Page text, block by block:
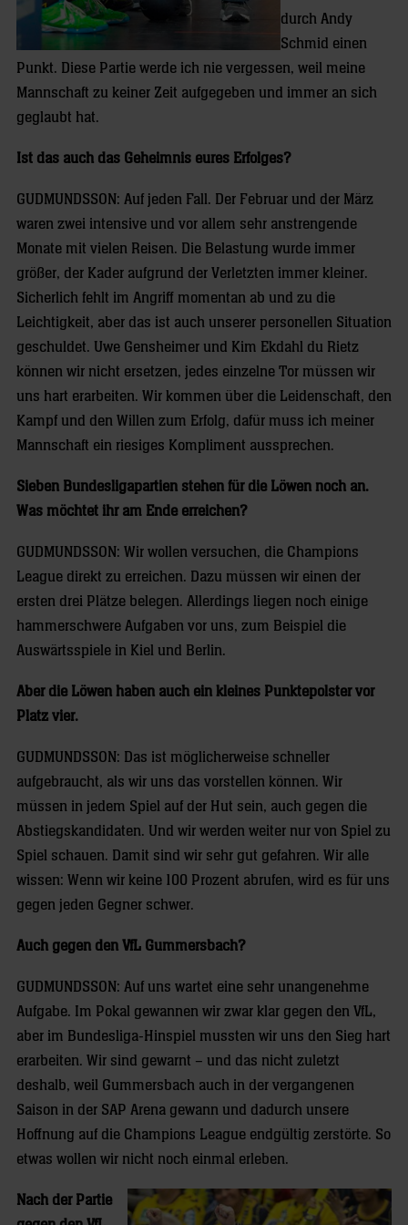
durch Andy
Schmid einen
Punkt. Diese Partie werde ich nie vergessen, weil meine
Mannschaft zu keiner Zeit aufgegeben und immer an sich
geglaubt hat.
Ist das auch das Geheimnis eures Erfolges?
GUDMUNDSSON: Auf jeden Fall. Der Februar und der März
waren zwei intensive und vor allem sehr anstrengende
Monate mit vielen Reisen. Die Belastung wurde immer
größer, der Kader aufgrund der Verletzten immer kleiner.
Sicherlich fehlt im Angriff momentan ab und zu die
Leichtigkeit, aber das ist auch unserer personellen Situation
geschuldet. Uwe Gensheimer und Kim Ekdahl du Rietz
können wir nicht ersetzen, jedes einzelne Tor müssen wir
uns hart erarbeiten. Wir kommen über die Leidenschaft, den
Kampf und den Willen zum Erfolg, dafür muss ich meiner
Mannschaft ein riesiges Kompliment aussprechen.
Sieben Bundesligapartien stehen für die Löwen noch an.
Was möchtet ihr am Ende erreichen?
GUDMUNDSSON: Wir wollen versuchen, die Champions
League direkt zu erreichen. Dazu müssen wir einen der
ersten drei Plätze belegen. Allerdings liegen noch einige
hammerschwere Aufgaben vor uns, zum Beispiel die
Auswärtsspiele in Kiel und Berlin.
Aber die Löwen haben auch ein kleines Punktepolster vor
Platz vier.
GUDMUNDSSON: Das ist möglicherweise schneller
aufgebraucht, als wir uns das vorstellen können. Wir
müssen in jedem Spiel auf der Hut sein, auch gegen die
Abstiegskandidaten. Und wir werden weiter nur von Spiel zu
Spiel schauen. Damit sind wir sehr gut gefahren. Wir alle
wissen: Wenn wir keine 100 Prozent abrufen, wird es für uns
gegen jeden Gegner schwer.
Auch gegen den VfL Gummersbach?
GUDMUNDSSON: Auf uns wartet eine sehr unangenehme
Aufgabe. Im Pokal gewannen wir zwar klar gegen den VfL,
aber im Bundesliga-Hinspiel mussten wir uns den Sieg hart
erarbeiten. Wir sind gewarnt – und das nicht zuletzt
deshalb, weil Gummersbach auch in der vergangenen
Saison in der SAP Arena gewann und dadurch unsere
Hoffnung auf die Champions League endgültig zerstörte. So
etwas wollen wir nicht noch einmal erleben.
Nach der Partie